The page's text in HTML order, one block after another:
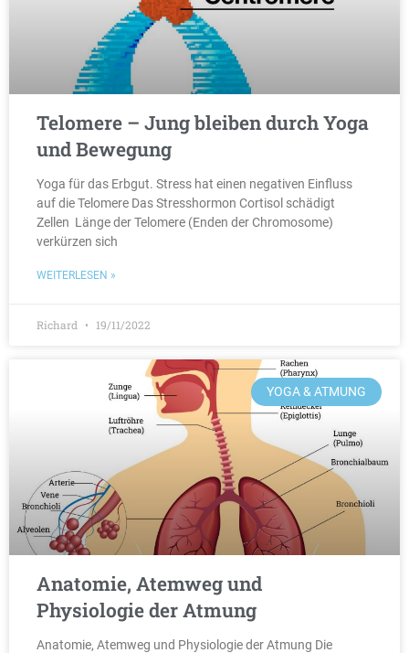
Telomere – Jung bleiben durch Yoga
und Bewegung
Yoga für das Erbgut. Stress hat einen negativen Einfluss
auf die Telomere Das Stresshormon Cortisol schädigt
Zellen Länge der Telomere (Enden der Chromosome)
verkürzen sich
WEITERLESEN »
Richard 19/11/2022
YOGA & ATMUNG
Anatomie, Atemweg und
Physiologie der Atmung
Anatomie, Atemweg und Physiologie der Atmung Die